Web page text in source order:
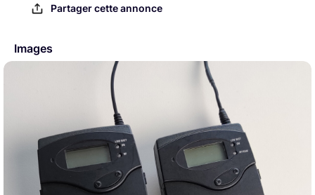
Partager cette annonce
Images